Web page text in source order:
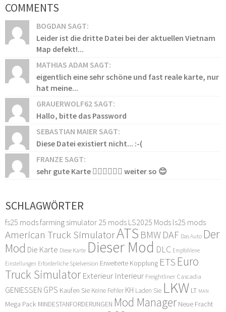
COMMENTS
BOGDAN SAGT:
Leider ist die dritte Datei bei der aktuellen Vietnam
Map defekt!...
MATHIAS ADAM SAGT:
eigentlich eine sehr schöne und fast reale karte, nur
hat meine...
GRAUERWOLF62 SAGT:
Hallo, bitte das Password
SEBASTIAN MAIER SAGT:
Diese Datei existiert nicht... :-(
FRANZE SAGT:
sehr gute Karte 👍🏻👍🏻👍🏻 weiter so 😊
SCHLAGWÖRTER
fs25 modsfarming simulator 25 mods LS2025 Mods ls25 mods
American Truck SimulatorATS BMW DAF Das Auto Der
Mod Die Karte Diese Karte Dieser Mod DLC Empfohlene
Einstellungen Erforderliche Spielversion Erweiterte Kopplung ETS Euro
Truck Simulator Exterieur Interieur Freightliner Cascadia
GENIESSEN GPS Kaufen Sie Keine Fehler KH Laden Sie LKW LT MAN
Mega Pack MINDESTANFORDERUNGEN Mod Manager Neue Fracht